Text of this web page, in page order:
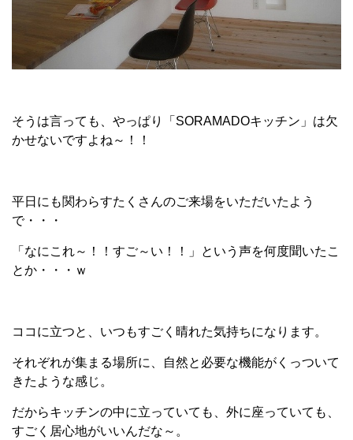
そうは言っても、やっぱり「SORAMADOキッチン」は欠
かせないですよね～！！
平日にも関わらすたくさんのご来場をいただいたよう
で・・・
「なにこれ～！！すご～い！！」という声を何度聞いたこ
とか・・・ｗ
ココに立つと、いつもすごく晴れた気持ちになります。
それぞれが集まる場所に、自然と必要な機能がくっついて
きたような感じ。
だからキッチンの中に立っていても、外に座っていても、
すごく居心地がいいんだな～。